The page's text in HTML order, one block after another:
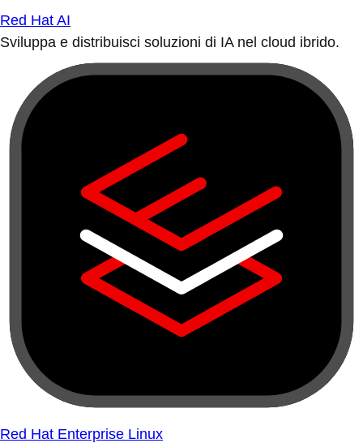
Red Hat AI
Sviluppa e distribuisci soluzioni di IA nel cloud ibrido.
Red Hat Enterprise Linux